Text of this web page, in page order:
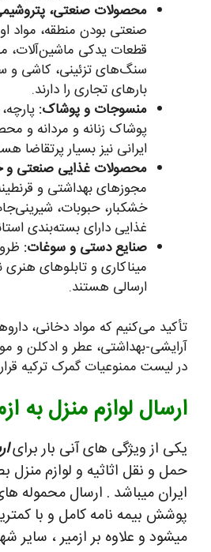
محصولات صنعتی،
صنعتی بودن منطقه، مواد
قطعات یدکی ماشین‌آلات،
سنگ‌های تزئینی، کاشی و
بارهای تجاری را دارند.
منسوجات و پوشاک:
پوشاک زنانه و مردانه و
ایرانی نیز بسیار پرتقاضا
محصولات غذایی صنعتی و
مجوزهای بهداشتی و
خشکبار، حبوبات،
غذایی دارای بسته‌بندی
صنایع دستی و سوغات:
میناکاری و تابلوهای هنری
ارسالی هستند.
تأکید می‌کنیم که مواد دخانی،
آرایشی-بهداشتی، عطر و ادکلن و
در لیست ممنوعیات گمرک ترکیه قرار
ارسال لوازم منزل به
یکی از ویژگی های آنی بار برای
حمل و نقل اثاثیه و لوازم منزل
ایران میباشد . ارسال محموله
پوشش بیمه نامه کامل و با
میشود و علاوه بر ازمیر ، سایر